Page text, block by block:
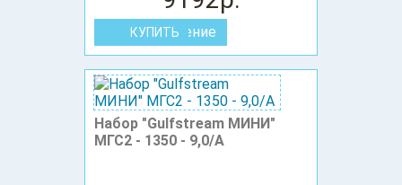
В сравнение
Набор "Gulfstream МИНИ"
МГС2 - 1350 - 9,0/А